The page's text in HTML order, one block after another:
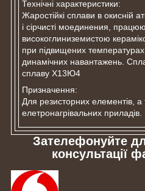
Технічні характеристики:
Жаростійкі сплави в окисній
і сірчисті моединения,
високоглиниземистою
при підвищених
динамічних навантажень.
сплаву Х13Ю4
Призначення:
Для резисторних елементів, а
елетронагрівальних приладів.
Зателефонуйте
консультації